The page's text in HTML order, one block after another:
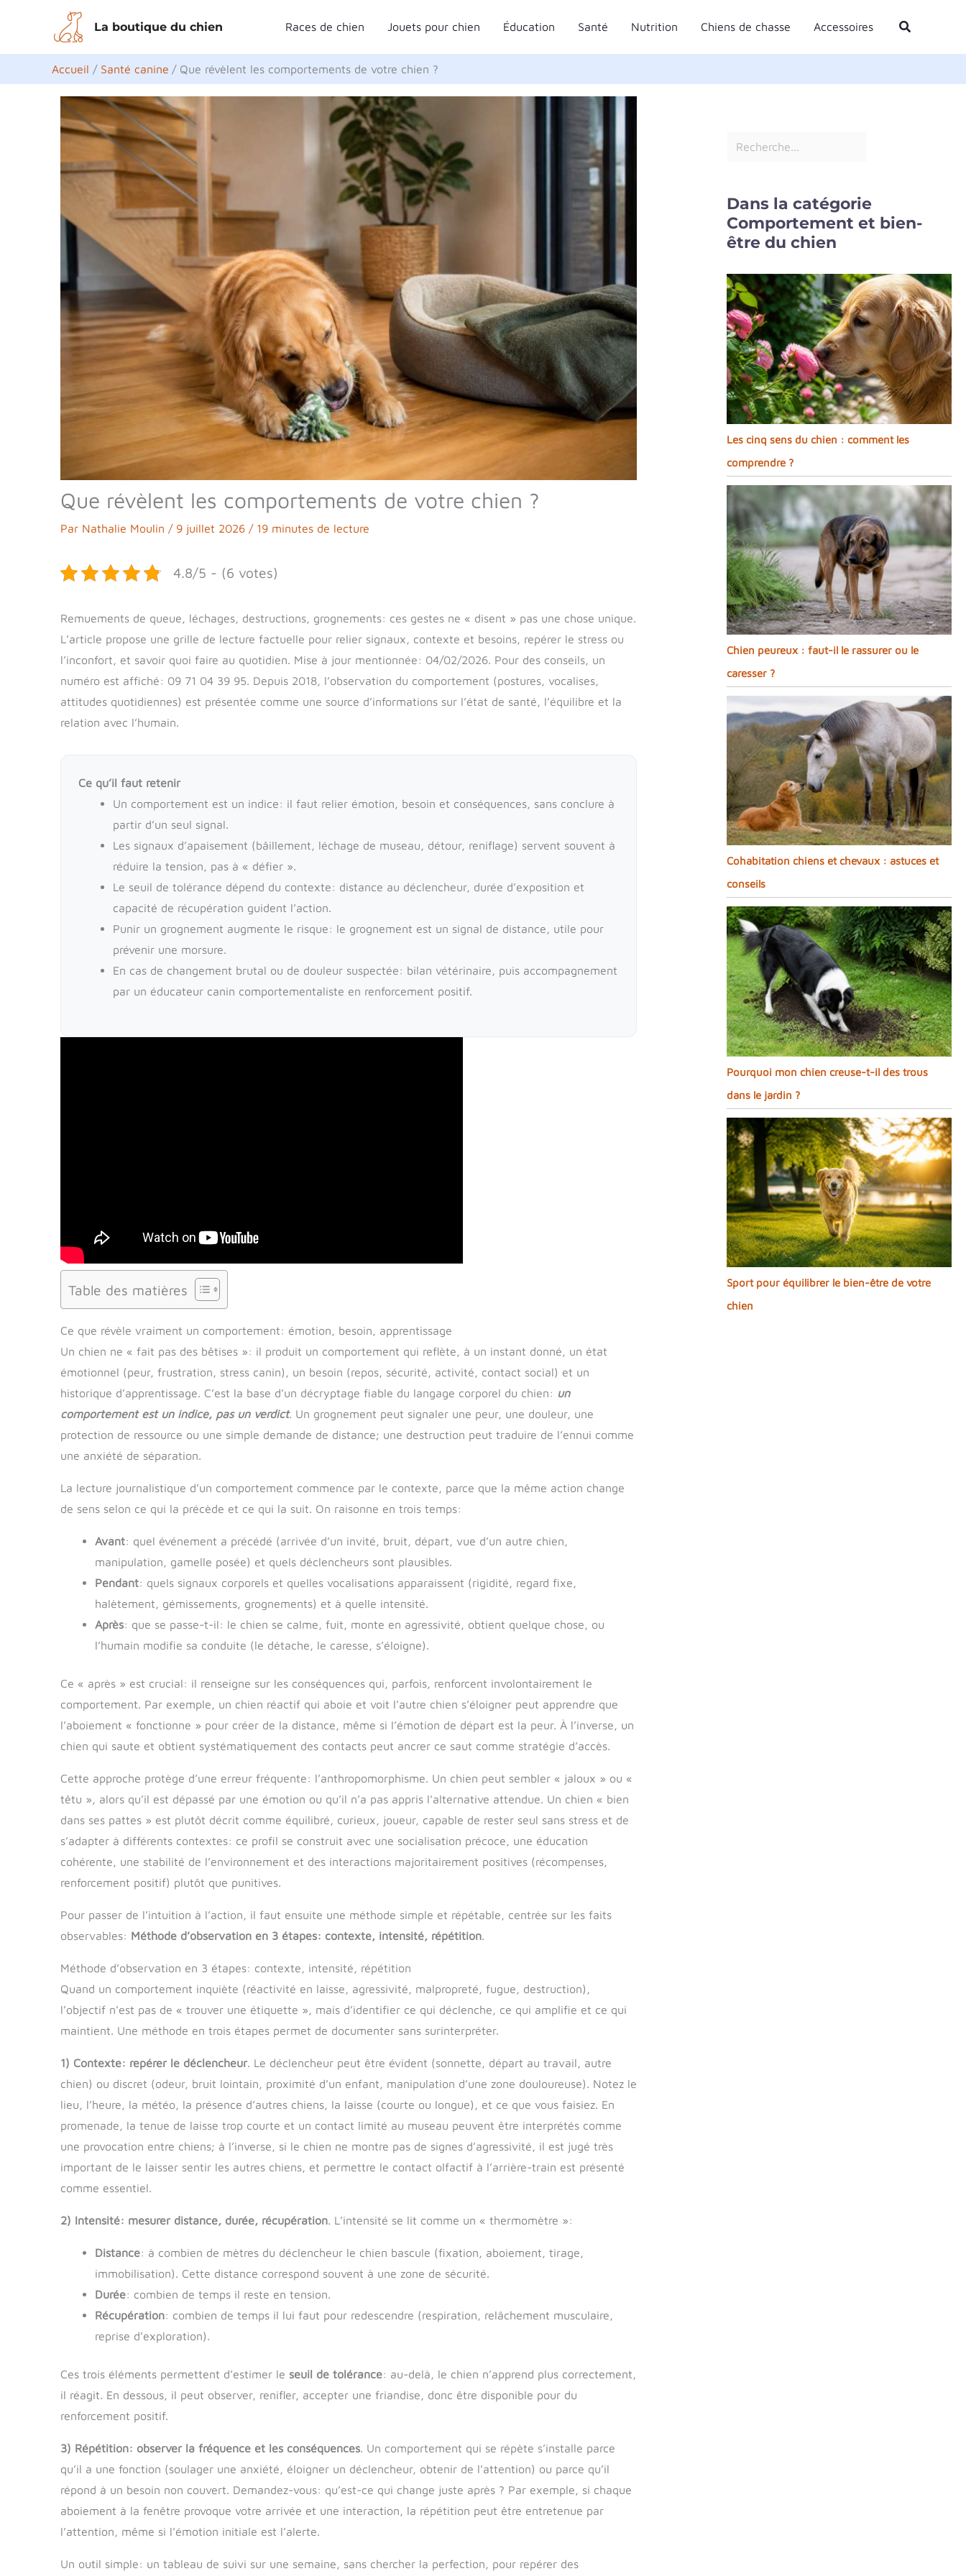
contenu
La boutique du chien Races de chien Jouets pour chien Éducation Santé Nutrition Chiens de chasse Accessoires Rechercher
Accueil Santé canine Que révèlent les comportements de votre chien ?
Que révèlent les comportements de votre chien ?
Par Nathalie Moulin / 9 juillet 2026 / 19 minutes de lecture
4.8/5 - (6 votes)
Remuements de queue, léchages, destructions, grognements: ces gestes ne « disent » pas une chose unique.
L’article propose une grille de lecture factuelle pour relier signaux, contexte et besoins, repérer le stress ou
l’inconfort, et savoir quoi faire au quotidien. Mise à jour mentionnée: 04/02/2026. Pour des conseils, un
numéro est affiché: 09 71 04 39 95. Depuis 2018, l’observation du comportement (postures, vocalises,
attitudes quotidiennes) est présentée comme une source d’informations sur l’état de santé, l’équilibre et la
relation avec l’humain.
Ce qu’il faut retenir
Un comportement est un indice: il faut relier émotion, besoin et conséquences, sans conclure à
partir d’un seul signal.
Les signaux d’apaisement (bâillement, léchage de museau, détour, reniflage) servent souvent à
réduire la tension, pas à « défier ».
Le seuil de tolérance dépend du contexte: distance au déclencheur, durée d’exposition et
capacité de récupération guident l’action.
Punir un grognement augmente le risque: le grognement est un signal de distance, utile pour
prévenir une morsure.
En cas de changement brutal ou de douleur suspectée: bilan vétérinaire, puis accompagnement
par un éducateur canin comportementaliste en renforcement positif.
Table des matières
Ce que révèle vraiment un comportement: émotion, besoin, apprentissage
Un chien ne « fait pas des bêtises »: il produit un comportement qui reflète, à un instant donné, un état
émotionnel (peur, frustration, stress canin), un besoin (repos, sécurité, activité, contact social) et un
historique d’apprentissage. C’est la base d’un décryptage fiable du langage corporel du chien: un
comportement est un indice, pas un verdict. Un grognement peut signaler une peur, une douleur, une
protection de ressource ou une simple demande de distance; une destruction peut traduire de l’ennui comme
une anxiété de séparation.
La lecture journalistique d’un comportement commence par le contexte, parce que la même action change
de sens selon ce qui la précède et ce qui la suit. On raisonne en trois temps:
Avant: quel événement a précédé (arrivée d’un invité, bruit, départ, vue d’un autre chien,
manipulation, gamelle posée) et quels déclencheurs sont plausibles.
Pendant: quels signaux corporels et quelles vocalisations apparaissent (rigidité, regard fixe,
halètement, gémissements, grognements) et à quelle intensité.
Après: que se passe-t-il: le chien se calme, fuit, monte en agressivité, obtient quelque chose, ou
l’humain modifie sa conduite (le détache, le caresse, s’éloigne).
Ce « après » est crucial: il renseigne sur les conséquences qui, parfois, renforcent involontairement le
comportement. Par exemple, un chien réactif qui aboie et voit l’autre chien s’éloigner peut apprendre que
l’aboiement « fonctionne » pour créer de la distance, même si l’émotion de départ est la peur. À l’inverse, un
chien qui saute et obtient systématiquement des contacts peut ancrer ce saut comme stratégie d’accès.
Cette approche protège d’une erreur fréquente: l’anthropomorphisme. Un chien peut sembler « jaloux » ou «
têtu », alors qu’il est dépassé par une émotion ou qu’il n’a pas appris l’alternative attendue. Un chien « bien
dans ses pattes » est plutôt décrit comme équilibré, curieux, joueur, capable de rester seul sans stress et de
s’adapter à différents contextes: ce profil se construit avec une socialisation précoce, une éducation
cohérente, une stabilité de l’environnement et des interactions majoritairement positives (récompenses,
renforcement positif) plutôt que punitives.
Pour passer de l’intuition à l’action, il faut ensuite une méthode simple et répétable, centrée sur les faits
observables: Méthode d’observation en 3 étapes: contexte, intensité, répétition.
Méthode d’observation en 3 étapes: contexte, intensité, répétition
Quand un comportement inquiète (réactivité en laisse, agressivité, malpropreté, fugue, destruction),
l’objectif n’est pas de « trouver une étiquette », mais d’identifier ce qui déclenche, ce qui amplifie et ce qui
maintient. Une méthode en trois étapes permet de documenter sans surinterpréter.
1) Contexte: repérer le déclencheur. Le déclencheur peut être évident (sonnette, départ au travail, autre
chien) ou discret (odeur, bruit lointain, proximité d’un enfant, manipulation d’une zone douloureuse). Notez le
lieu, l’heure, la météo, la présence d’autres chiens, la laisse (courte ou longue), et ce que vous faisiez. En
promenade, la tenue de laisse trop courte et un contact limité au museau peuvent être interprétés comme
une provocation entre chiens; à l’inverse, si le chien ne montre pas de signes d’agressivité, il est jugé très
important de le laisser sentir les autres chiens, et permettre le contact olfactif à l’arrière-train est présenté
comme essentiel.
2) Intensité: mesurer distance, durée, récupération. L’intensité se lit comme un « thermomètre »:
Distance: à combien de mètres du déclencheur le chien bascule (fixation, aboiement, tirage,
immobilisation). Cette distance correspond souvent à une zone de sécurité.
Durée: combien de temps il reste en tension.
Récupération: combien de temps il lui faut pour redescendre (respiration, relâchement musculaire,
reprise d’exploration).
Ces trois éléments permettent d’estimer le seuil de tolérance: au-delà, le chien n’apprend plus correctement,
il réagit. En dessous, il peut observer, renifler, accepter une friandise, donc être disponible pour du
renforcement positif.
3) Répétition: observer la fréquence et les conséquences. Un comportement qui se répète s’installe parce
qu’il a une fonction (soulager une anxiété, éloigner un déclencheur, obtenir de l’attention) ou parce qu’il
répond à un besoin non couvert. Demandez-vous: qu’est-ce qui change juste après ? Par exemple, si chaque
aboiement à la fenêtre provoque votre arrivée et une interaction, la répétition peut être entretenue par
l’attention, même si l’émotion initiale est l’alerte.
Un outil simple: un tableau de suivi sur une semaine, sans chercher la perfection, pour repérer des
e
c
e
r
Dans la catégorie
Comportement et bien-
être du chien
Les cinq sens du chien : comment les
comprendre ?
Chien peureux : faut-il le rassurer ou le
caresser ?
Cohabitation chiens et chevaux : astuces et
conseils
Pourquoi mon chien creuse-t-il des trous
dans le jardin ?
Sport pour équilibrer le bien-être de votre
chien